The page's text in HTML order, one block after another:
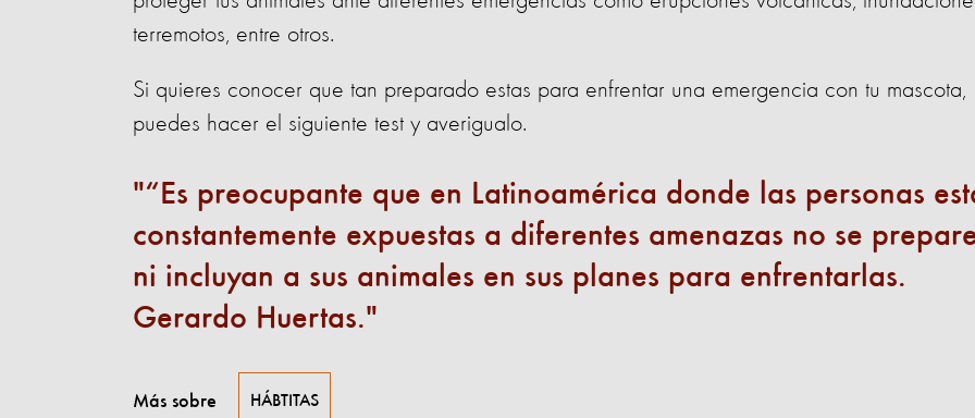
terremotos, entre otros.
Si quieres conocer que tan preparado estas para enfrentar una emergencia con tu mascota,
puedes hacer el siguiente test y averigualo.
“Es preocupante que en Latinoamérica donde las personas
constantemente expuestas a diferentes amenazas no se
ni incluyan a sus animales en sus planes para enfrentarlas.
Gerardo Huertas.
Más sobre HÁBTITAS